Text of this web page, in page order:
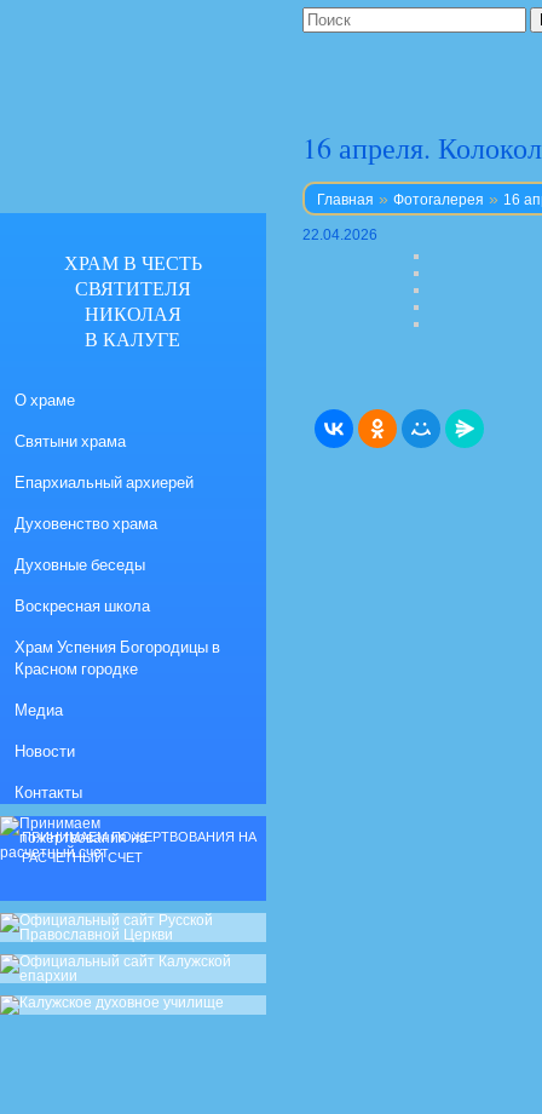
16 апреля.
Главная » Фотогалерея » 16
22.04.2026
ХРАМ В ЧЕСТЬ
СВЯТИТЕЛЯ
НИКОЛАЯ
В КАЛУГЕ
О храме
Святыни храма
Епархиальный архиерей
Духовенство храма
Духовные беседы
Воскресная школа
Храм Успения Богородицы в
Красном городке
Медиа
Новости
Контакты
ПРИНИМАЕМ ПОЖЕРТВОВАНИЯ НА
РАСЧЕТНЫЙ СЧЕТ